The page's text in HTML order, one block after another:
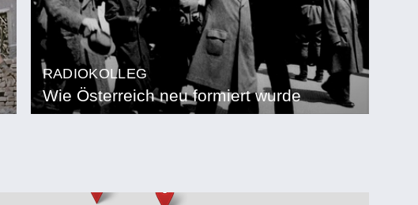
RADIOKOLLEG
Wie Österreich neu formiert wurde